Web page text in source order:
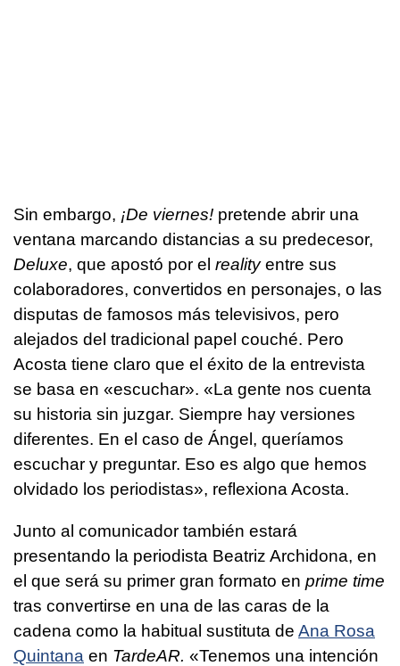
Sin embargo, ¡De viernes! pretende abrir una
ventana marcando distancias a su predecesor,
Deluxe, que apostó por el realityentre sus
colaboradores, convertidos en personajes, o las
disputas de famosos más televisivos, pero
alejados del tradicional papel couché. Pero
Acosta tiene claro que el éxito de la entrevista
se basa en «escuchar». «La gente nos cuenta
su historia sin juzgar. Siempre hay versiones
diferentes. En el caso de Ángel, queríamos
escuchar y preguntar. Eso es algo que hemos
olvidado los periodistas», reflexiona Acosta.
Junto al comunicador también estará
presentando la periodista Beatriz Archidona, en
el que será su primer gran formato en prime time
tras convertirse en una de las caras de la
cadena como la habitual sustituta de Ana Rosa
Quintana en TardeAR. «Tenemos una intención